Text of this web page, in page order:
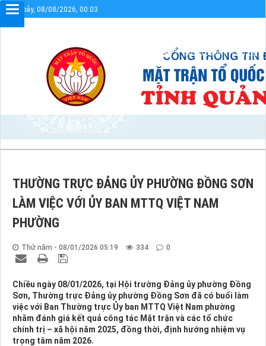
Thứ bảy, 08/08/2026, 00:03
Sơ đồ cổng Liên kết
THƯỜNG TRỰC ĐẢNG ỦY PHƯỜNG ĐỒNG SƠN
LÀM VIỆC VỚI ỦY BAN MTTQ VIỆT NAM
PHƯỜNG
Thứ năm - 08/01/2026 05:19 334 0
Chiều ngày 08/01/2026, tại Hội trường Đảng ủy phường Đồng
Sơn, Thường trực Đảng ủy phường Đồng Sơn đã có buổi làm
việc với Ban Thường trực Ủy ban MTTQ Việt Nam phường
nhằm đánh giá kết quả công tác Mặt trận và các tổ chức
chính trị – xã hội năm 2025, đồng thời, định hướng nhiệm vụ
trọng tâm năm 2026.